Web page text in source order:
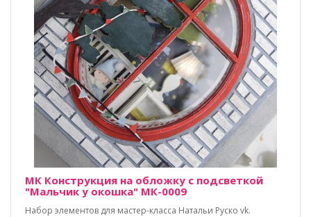
МК Конструкция на обложку с подсветкой
"Мальчик у окошка" МК-0009
Набор элементов для мастер-класса Натальи Руско vk.